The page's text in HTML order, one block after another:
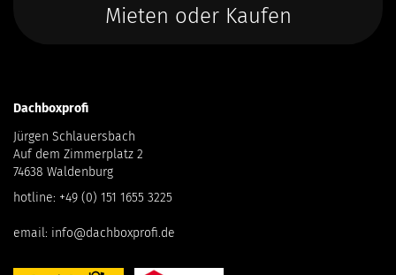
Mieten oder Kaufen
Dachboxprofi
Jürgen Schlauersbach
Auf dem Zimmerplatz 2
74638 Waldenburg
hotline: +49 (0) 151 1655 3225
email: info@dachboxprofi.de